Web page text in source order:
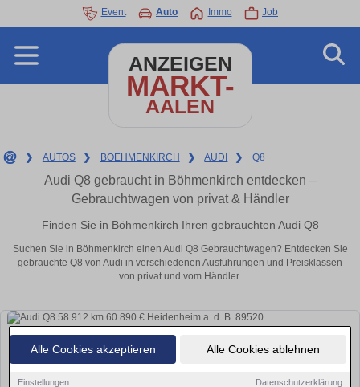
Alle Cookies akzeptieren Alle Cookies ablehnen
Einstellungen Datenschutzerklärung
Event Auto Immo Job
ANZEIGEN
MARKT-
AALEN
❯ AUTOS ❯ BOEHMENKIRCH ❯ AUDI ❯ Q8
Audi Q8 gebraucht in Böhmenkirch entdecken –
Gebrauchtwagen von privat & Händler
Finden Sie in Böhmenkirch Ihren gebrauchten Audi Q8
Suchen Sie in Böhmenkirch einen Audi Q8 Gebrauchtwagen? Entdecken Sie
gebrauchte Q8 von Audi in verschiedenen Ausführungen und Preisklassen
von privat und vom Händler.